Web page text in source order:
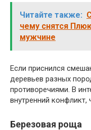
Читайте также:
чему снятся
мужчине
Если приснился
деревьев разных
противоречиями. В
внутренний
Березовая роща